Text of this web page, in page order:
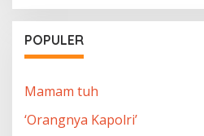
POPULER
Mamam tuh
‘Orangnya Kapolri’